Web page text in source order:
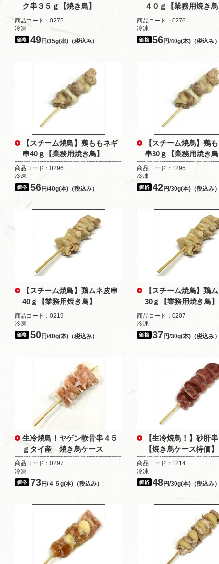
ク串３５ｇ【焼き鳥】
商品コード：0275
冷凍
49円/35g(串)（税込み）
４０ｇ【業務用焼き
商品コード：0276
冷凍
56円/40g(本)（税込み
【スチーム焼鳥】鶏ももネギ
串40ｇ【業務用焼き鳥】
商品コード：0296
冷凍
56円/40g(本)（税込み）
【スチーム焼鳥】鶏
串30ｇ【業務用焼き
商品コード：1295
冷凍
42円/30g(本)（税込み
【スチーム焼鳥】鶏ムネ皮串
40ｇ【業務用焼き鳥】
商品コード：0219
冷凍
50円/40g(本)（税込み）
【スチーム焼鳥】鶏
30ｇ【業務用焼き鳥】
商品コード：0207
冷凍
37円/30g(本)（税込み
生冷焼鳥！ヤゲン軟骨串４５
ｇタイ産 焼き鳥ケース
商品コード：0297
冷凍
73円/４５g(本)（税込み）
【生冷焼鳥！】砂肝
【焼き鳥ケース特価】
商品コード：1214
冷凍
48円/30g(本)（税込み